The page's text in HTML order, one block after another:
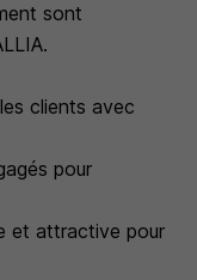
sont
clients avec
pour
et attractive pour